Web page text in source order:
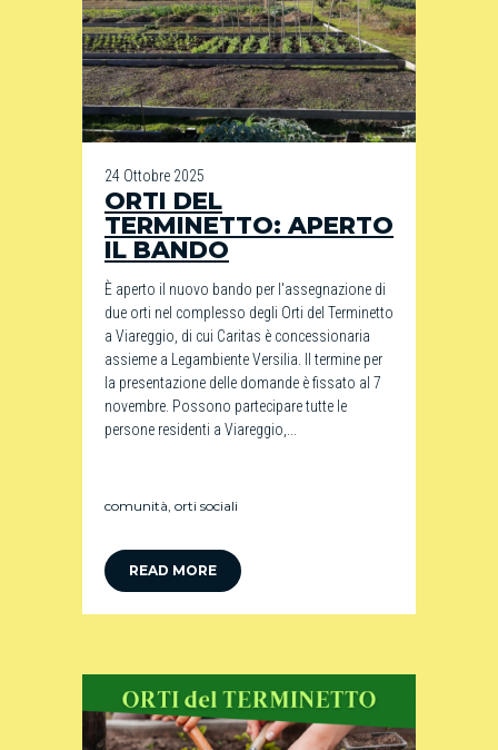
24 Ottobre 2025
ORTI DEL
TERMINETTO: APERTO
IL BANDO
È aperto il nuovo bando per l'assegnazione di
due orti nel complesso degli Orti del Terminetto
a Viareggio, di cui Caritas è concessionaria
assieme a Legambiente Versilia. Il termine per
la presentazione delle domande è fissato al 7
novembre. Possono partecipare tutte le
persone residenti a Viareggio,...
comunità orti sociali
READ MORE